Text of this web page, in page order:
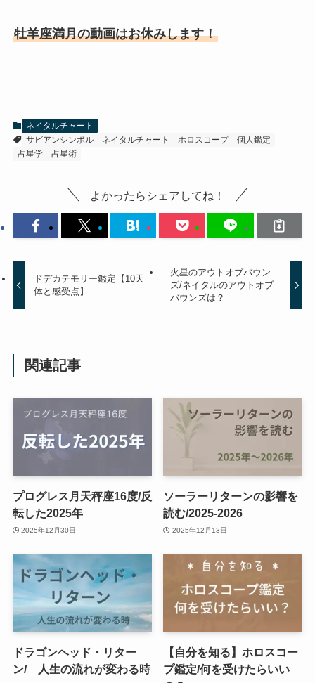
牡羊座満月の動画はお休みします！
ネイタルチャート
サビアンシンボル
ネイタルチャート ホロスコープ
個人鑑定
占星学
占星術
よかったらシェアしてね！
ドデカテモリー鑑定【10天
体と感受点】
火星のアウトオブバウン
ズ/ネイタルのアウトオブ
バウンズは？
関連記事
プログレス月天秤座16度/反
転した2025年
2025年12月30日
ソーラーリターンの影響を
読む/2025-2026
2025年12月13日
ドラゴンヘッド・リター
ン/ 人生の流れが変わる時
【自分を知る】ホロスコー
プ鑑定/何を受けたらいい